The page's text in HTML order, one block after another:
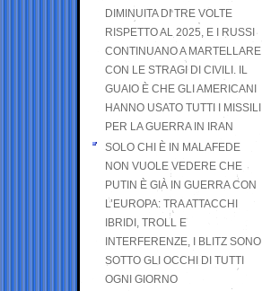
DIMINUITA DI TRE VOLTE
RISPETTO AL 2025, E I RUSSI
CONTINUANO A MARTELLARE
CON LE STRAGI DI CIVILI. IL
GUAIO È CHE GLI AMERICANI
HANNO USATO TUTTI I MISSILI
PER LA GUERRA IN IRAN
SOLO CHI È IN MALAFEDE
NON VUOLE VEDERE CHE
PUTIN È GIÀ IN GUERRA CON
L’EUROPA: TRA ATTACCHI
IBRIDI, TROLL E
INTERFERENZE, I BLITZ SONO
SOTTO GLI OCCHI DI TUTTI
OGNI GIORNO